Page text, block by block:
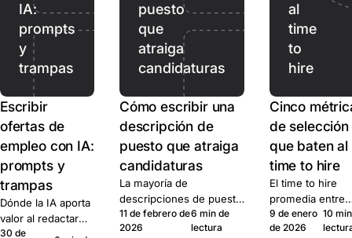
IA:
prompts
y
trampas
Escribir
ofertas de
empleo con IA:
prompts y
trampas
Dónde la IA aporta
valor al redactar
una oferta, dónde
30 de
puesto
que
atraiga
candidaturas
Cómo escribir una
descripción de
puesto que atraiga
candidaturas
La mayoría de
descripciones de puesto
se leen como notas
internas de RR. HH. Seis
11 de febrero de
2026
6 min de
lectura
al
time
to
hire
Cinco
de selección
que baten al
time to hire
El time to hire
promedia entre
vacantes y
prisa. Cinco
9 de enero
de 2026
10